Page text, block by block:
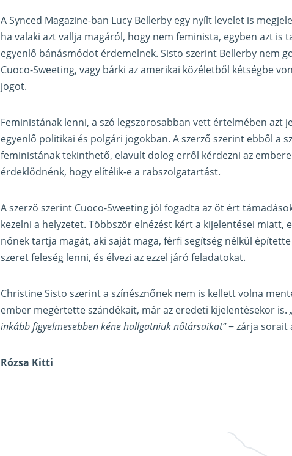
A Synced Magazine-ban Lucy Bellerby egy nyílt levelet is
ha valaki azt vallja magáról, hogy nem feminista, egyben azt is
egyenlő bánásmódot érdemelnek. Sisto szerint Bellerby nem
Cuoco-Sweeting, vagy bárki az amerikai közéletből kétségbe
jogot.
Feministának lenni, a szó legszorosabban vett értelmében azt
egyenlő politikai és polgári jogokban. A szerző szerint ebből a
feministának tekinthető, elavult dolog erről kérdezni az
érdeklődnénk, hogy elítélik-e a rabszolgatartást.
A szerző szerint Cuoco-Sweeting jól fogadta az őt ért
kezelni a helyzetet. Többször elnézést kért a kijelentései
nőnek tartja magát, aki saját maga, férfi segítség nélkül
szeret feleség lenni, és élvezi az ezzel járó feladatokat.
Christine Sisto szerint a színésznőnek nem is kellett volna
ember megértette szándékait, már az eredeti kijelentésekor is.
inkább figyelmesebben kéne hallgatniuk nőtársaikat”− zárja sorait
Rózsa Kitti